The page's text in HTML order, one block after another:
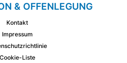
& OFFENLEGUNG
Kontakt
Impressum
Cookie-Liste